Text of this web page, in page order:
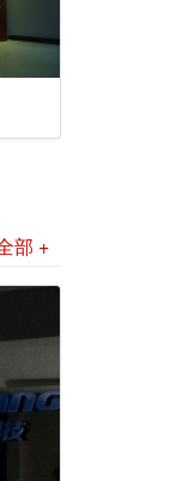
部 +